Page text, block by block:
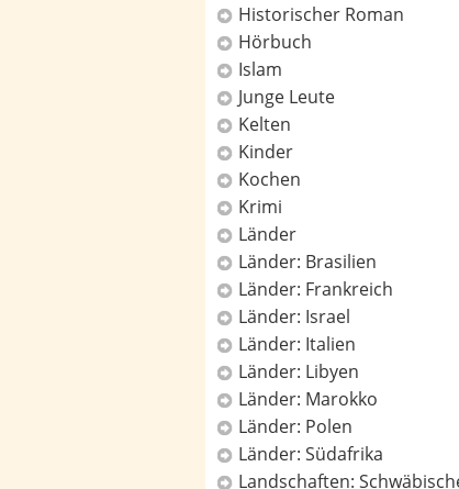
Historischer Roman
Hörbuch
Islam
Junge Leute
Kelten
Kinder
Kochen
Krimi
Länder
Länder: Brasilien
Länder: Frankreich
Länder: Israel
Länder: Italien
Länder: Libyen
Länder: Marokko
Länder: Polen
Länder: Südafrika
Landschaften: